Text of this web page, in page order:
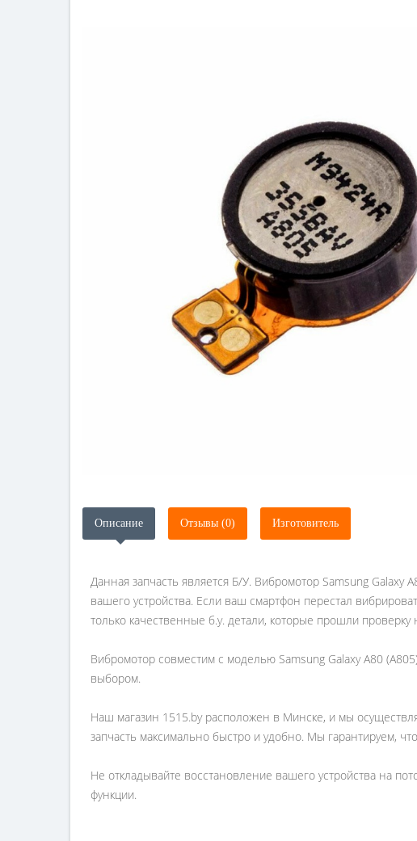
Описание Отзывы (0) Изготовитель
Данная запчасть является Б/У. Вибромотор Samsung Galaxy
вашего устройства. Если ваш смартфон перестал
только качественные б.у. детали, которые прошли
Вибромотор совместим с моделью Samsung Galaxy A80
выбором.
Наш магазин 1515.by расположен в Минске, и мы
запчасть максимально быстро и удобно. Мы гарантируем,
Не откладывайте восстановление вашего устройства на
функции.